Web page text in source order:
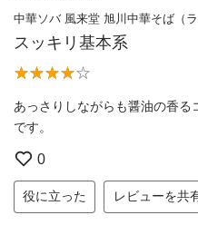
中華ソバ 風来堂 旭川中華そば（ラ
スッキリ基本系
あっさりしながらも醤油の香る
です。
0
役に立った レビューを共